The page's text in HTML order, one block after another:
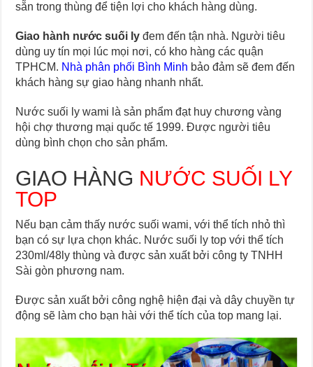
sẵn trong thùng để tiện lợi cho khách hàng dùng.
Giao hành nước suối ly đem đến tận nhà. Người tiêu
dùng uy tín mọi lúc mọi nơi, có kho hàng các quận
TPHCM. Nhà phân phối Bình Minh bảo đảm sẽ đem đến
khách hàng sự giao hàng nhanh nhất.
Nước suối ly wami là sản phẩm đạt huy chương vàng
hội chợ thương mại quốc tế 1999. Được người tiêu
dùng bình chọn cho sản phẩm.
GIAO HÀNG NƯỚC SUỐI LY
TOP
Nếu bạn cảm thấy nước suối wami, với thể tích nhỏ thì
bạn có sự lựa chọn khác. Nước suối ly top với thể tích
230ml/48ly thùng và được sản xuất bởi công ty TNHH
Sài gòn phương nam.
Được sản xuất bởi công nghệ hiện đại và dây chuyền tự
động sẽ làm cho bạn hài với thể tích của top mang lại.